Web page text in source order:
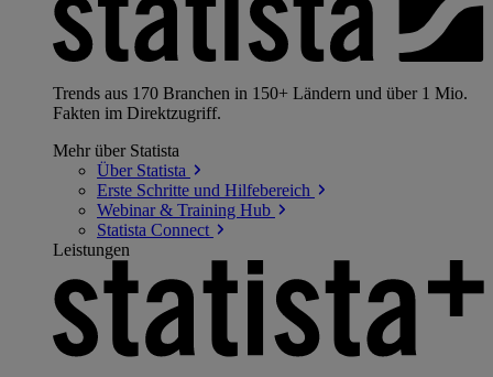
Trends aus 170 Branchen in 150+ Ländern und über 1 Mio.
Fakten im Direktzugriff.
Mehr über Statista
Über Statista
Erste Schritte und Hilfebereich
Webinar & Training Hub
Statista Connect
Leistungen